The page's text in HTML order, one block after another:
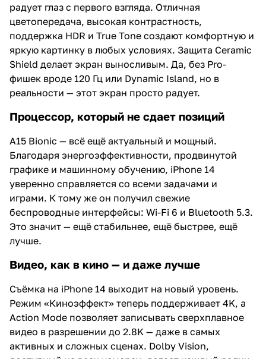
радует глаз с первого взгляда. Отличная
цветопередача, высокая контрастность,
поддержка HDR и True Tone создают комфортную и
яркую картинку в любых условиях. Защита Ceramic
Shield делает экран выносливым. Да, без Pro-
фишек вроде 120 Гц или Dynamic Island, но в
реальности — этот экран просто радует.
Процессор, который не сдает позиций
A15 Bionic — всё ещё актуальный и мощный.
Благодаря энергоэффективности, продвинутой
графике и машинному обучению, iPhone 14
уверенно справляется со всеми задачами и
играми. К тому же он получил свежие
беспроводные интерфейсы: Wi-Fi 6 и Bluetooth 5.3.
Это значит — ещё стабильнее, ещё быстрее, ещё
лучше.
Видео, как в кино — и даже лучше
Съёмка на iPhone 14 выходит на новый уровень.
Режим «Киноэффект» теперь поддерживает 4K, а
Action Mode позволяет записывать сверхплавное
видео в разрешении до 2.8K — даже в самых
активных и сложных сценах. Dolby Vision,